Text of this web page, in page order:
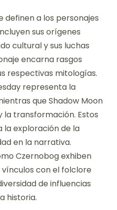
definen a los personajes
sus orígenes
cultural y sus luchas
encarna rasgos
respectivas mitologías.
representa la
que Shadow Moon
la transformación. Estos
exploración de la
en la narrativa.
Czernobog exhiben
con el folclore
de influencias
historia.